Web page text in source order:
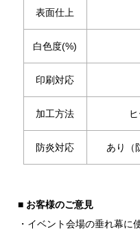
表面仕上
白色度(%)
印刷対応
加工方法
防炎対応 あり（
■ お客様のご意見
・イベント会場の垂れ幕に